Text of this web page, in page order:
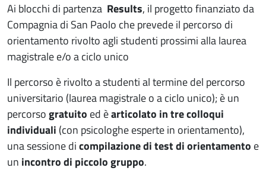
Ai blocchi di partenza Results, il progetto finanziato da
Compagnia di San Paolo che prevede il percorso di
orientamento rivolto agli studenti prossimi alla laurea
magistrale e/o a ciclo unico
Il percorso è rivolto a studenti al termine del percorso
universitario (laurea magistrale o a ciclo unico); è un
percorsogratuito ed èarticolato in tre colloqui
individuali (con psicologhe esperte in orientamento),
una sessione dicompilazione di test di orientamento e
un incontro di piccolo gruppo.